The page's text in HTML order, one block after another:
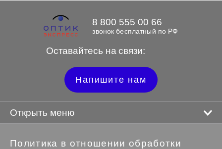
Оставайтесь на связи:
8 800 555 00 66
звонок бесплатный по РФ
Напишите нам
Открыть меню
Политика в отношении обработки